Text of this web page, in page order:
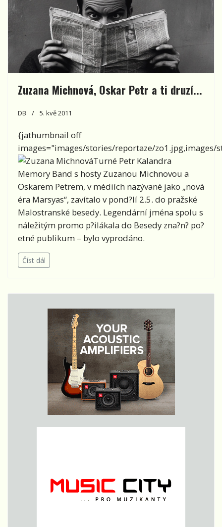
Zuzana Michnová, Oskar Petr a ti druzí...
DB 5. kvě 2011
{jathumbnail off
images="images/stories/reportaze/
Turné Petr Kalandra
Memory Band s hosty Zuzanou Michnovou a
Oskarem Petrem, v médiích nazývané jako „nová
éra Marsyas“, zavítalo v pond?lí 2.5. do pražské
Malostranské besedy. Legendární jména spolu s
náležitým promo p?ilákala do Besedy zna?n? po?
etné publikum – bylo vyprodáno.
Číst dál